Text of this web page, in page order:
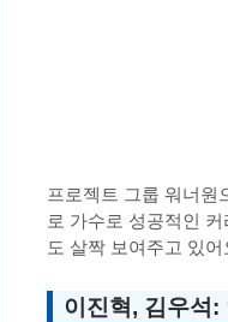
프로젝트 그룹 워너원
로 가수로 성공적인
도 살짝 보여주고 있
이진혁, 김우석: